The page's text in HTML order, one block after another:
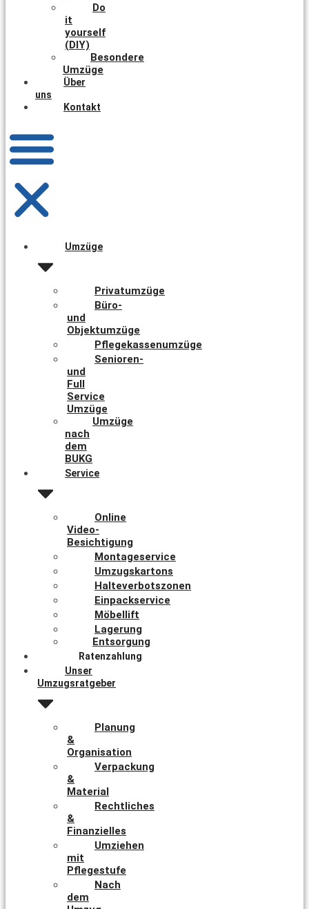
Do
it
yourself
(DIY)
Besondere
Umzüge
Über
uns
Kontakt
Umzüge
Privatumzüge
Büro-
und
Objektumzüge
Pflegekassenumzüge
Senioren-
und
Full
Service
Umzüge
Umzüge
nach
dem
BUKG
Service
Online
Video-
Besichtigung
Montageservice
Umzugskartons
Halteverbotszonen
Einpackservice
Möbellift
Lagerung
Entsorgung
Ratenzahlung
Unser
Umzugsratgeber
Planung
&
Organisation
Verpackung
&
Material
Rechtliches
&
Finanzielles
Umziehen
mit
Pflegestufe
Nach
dem